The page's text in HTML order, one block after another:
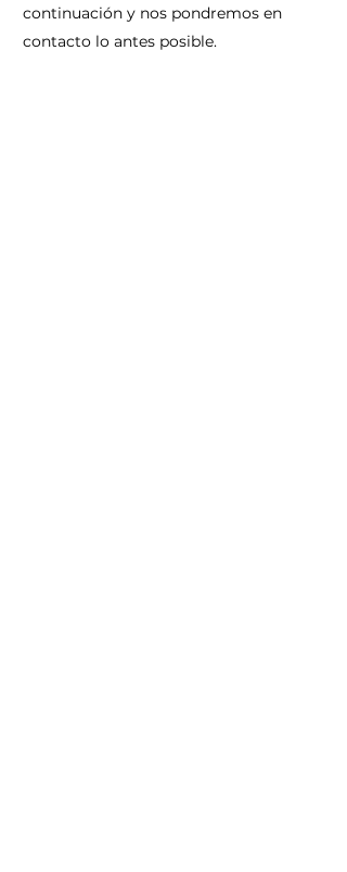
continuación y nos pondremos en
contacto lo antes posible.